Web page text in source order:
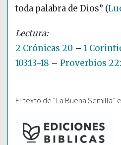
toda palabra de Dios” (
2 Crónicas 20 – 1
103:13-18 – Proverbios
El texto de “La Buena Semilla”